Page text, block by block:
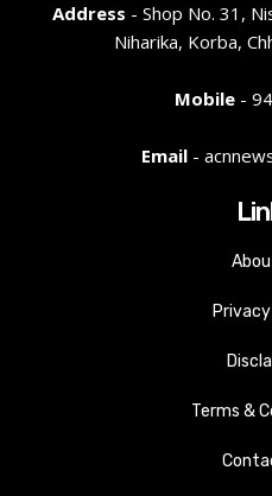
Address - Shop No. 31,
Niharika, Korba,
Mobile-
Email-
Terms &